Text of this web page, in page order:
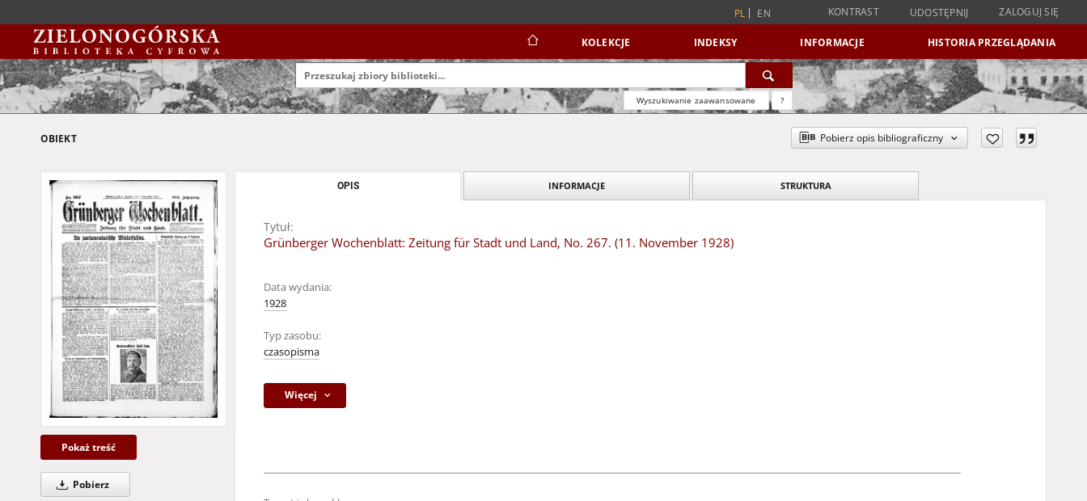
PL EN KONTRAST UDOSTĘPNIJ ZALOGUJ SIĘ
KOLEKCJE INDEKSY INFORMACJE HISTORIA PRZEGLĄDANIA
Wyszukiwanie zaawansowane ?
OBIEKT Pobierz opis bibliograficzny
Pokaż treść
Pobierz
OPIS INFORMACJE STRUKTURA
Tytuł:
Grünberger Wochenblatt: Zeitung für Stadt und Land, No. 267. (11. November 1928)
Data wydania:
1928
Typ zasobu:
czasopisma
Więcej